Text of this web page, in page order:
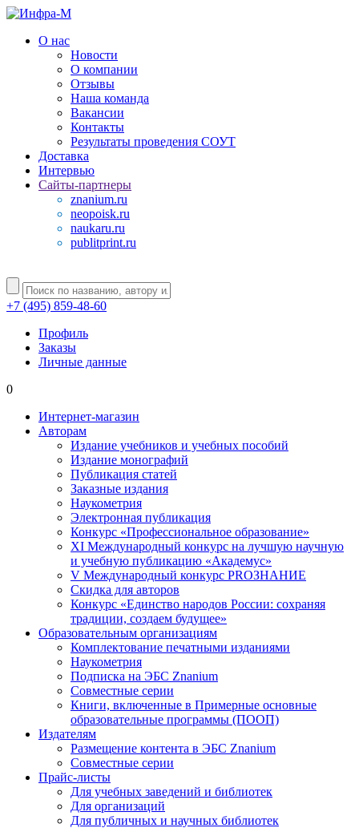
О нас
Новости
О компании
Отзывы
Наша команда
Вакансии
Контакты
Результаты проведения СОУТ
Доставка
Интервью
Сайты-партнеры
znanium.ru
neopoisk.ru
naukaru.ru
publitprint.ru
+7 (495) 859-48-60
Профиль
Заказы
Личные данные
0
Интернет-магазин
Авторам
Издание учебников и учебных пособий
Издание монографий
Публикация статей
Заказные издания
Наукометрия
Электронная публикация
Конкурс «Профессиональное образование»
XI Международный конкурс на лучшую научную
и учебную публикацию «Академус»
V Международный конкурс PROЗНАНИЕ
Скидка для авторов
Конкурс «Единство народов России: сохраняя
традиции, создаем будущее»
Образовательным организациям
Комплектование печатными изданиями
Наукометрия
Подписка на ЭБС Znanium
Совместные серии
Книги, включенные в Примерные основные
образовательные программы (ПООП)
Издателям
Размещение контента в ЭБС Znanium
Совместные серии
Прайс-листы
Для учебных заведений и библиотек
Для организаций
Для публичных и научных библиотек